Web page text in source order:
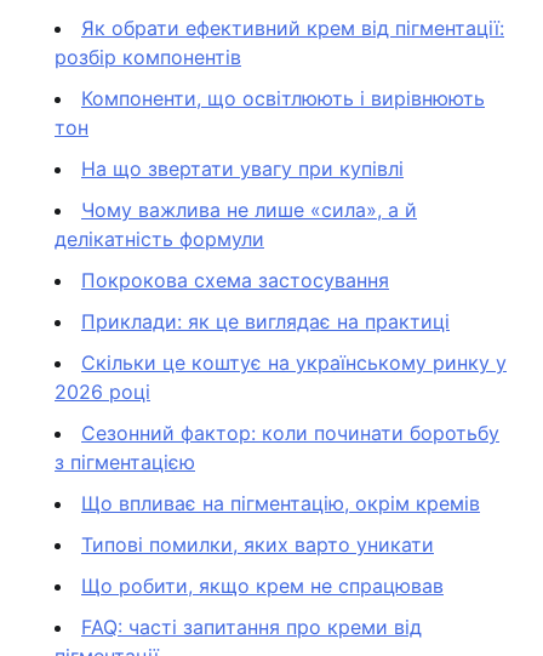
Як обрати ефективний крем від пігментації:
розбір компонентів
Компоненти, що освітлюють і вирівнюють
тон
На що звертати увагу при купівлі
Чому важлива не лише «сила», а й
делікатність формули
Покрокова схема застосування
Приклади: як це виглядає на практиці
Скільки це коштує на українському ринку у
2026 році
Сезонний фактор: коли починати боротьбу
з пігментацією
Що впливає на пігментацію, окрім кремів
Типові помилки, яких варто уникати
Що робити, якщо крем не спрацював
FAQ: часті запитання про креми від